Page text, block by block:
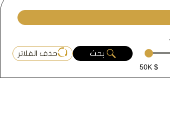
50K $
بحث حذف الفلاتر